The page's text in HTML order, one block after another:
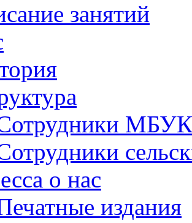
занятий
о нас
издания